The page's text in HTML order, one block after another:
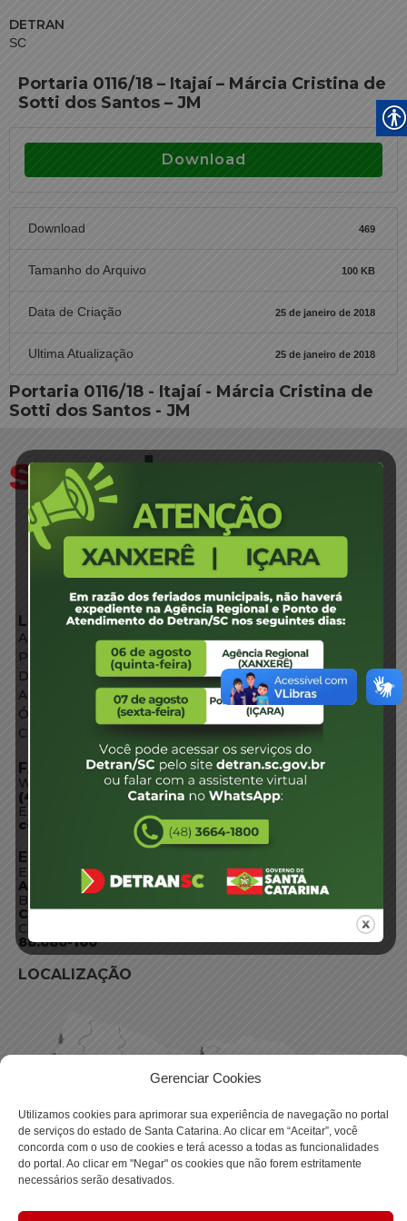
Gerenciar Cookies
Utilizamos cookies para aprimorar sua experiência de navegação no portal
de serviços do estado de Santa Catarina. Ao clicar em “Aceitar”, você
concorda com o uso de cookies e terá acesso a todas as funcionalidades
do portal. Ao clicar em "Negar" os cookies que não forem estritamente
necessários serão desativados.
DETRAN
SC
Portaria 0116/18 – Itajaí – Márcia Cristina de
Sotti dos Santos – JM
Download
Download 469
Tamanho do Arquivo 100 KB
Data de Criação 25 de janeiro de 2018
Ultima Atualização 25 de janeiro de 2018
Portaria 0116/18 - Itajaí - Márcia Cristina de
Sotti dos Santos - JM
LINKS EXTERNOS
Agência de Notícias
Portal de Serviços
Diário Oficial
Acesso à Informação
Órgãos do Governo
Conheça SC
FALE CONOSCO
WhatsApp:
(48) 3664-1800
E-mail:
centraldeinformacoes@detran.sc.gov.br
ENDEREÇO
Endereço:
Av. Almirante Tamandaré - 480
Bairro:
Coqueiros, Florianópolis SC
CEP:
88.080-160
LOCALIZAÇÃO